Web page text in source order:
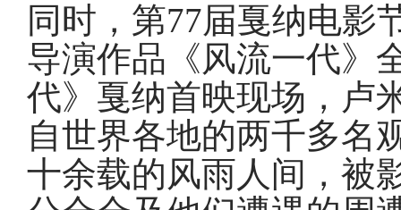
同时，第77届戛纳电影
导演作品《风流一代》
代》戛纳首映现场，卢
自世界各地的两千多名
十余载的风雨人间，被